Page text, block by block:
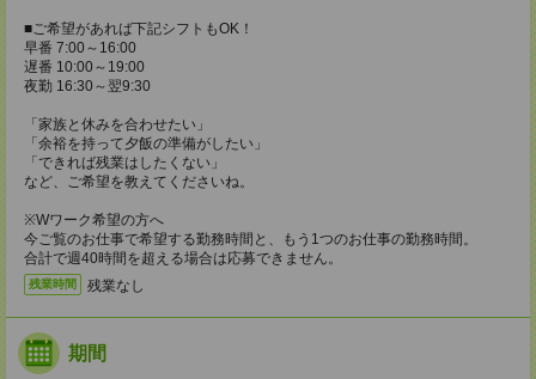
■ご希望があれば下記シフトもOK！
早番 7:00～16:00
遅番 10:00～19:00
夜勤 16:30～翌9:30
「家族と休みを合わせたい」
「余裕を持って夕飯の準備がしたい」
「できれば残業はしたくない」
など、ご希望を教えてくださいね。
※Wワーク希望の方へ
今ご覧のお仕事で希望する勤務時間と、もう1つのお仕事の勤務時間。
合計で週40時間を超える場合は応募できません。
残業時間 残業なし
期間